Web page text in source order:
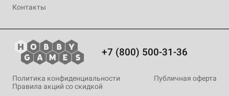
Контакты
+7 (800) 500-31-36
Политика конфиденциальности
Публичная оферта
Правила акций со скидкой